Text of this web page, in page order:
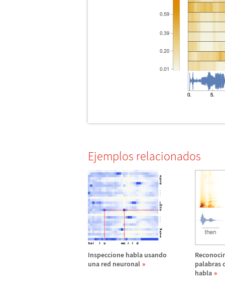
Ejemplos relacionados
Inspeccione habla usando
una red neuronal
palabras
habla